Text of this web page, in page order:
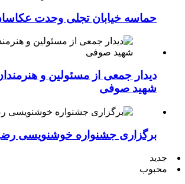
حماسه خیابان تجلی وحدت
دیدار جمعی از مسئولین و
شهید صوفی
برگزاری جشنواره خوشنویسی
جدید
محبوب